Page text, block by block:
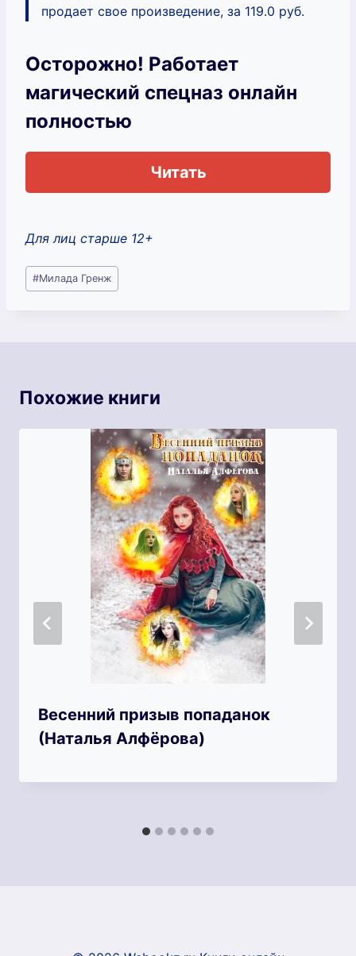
продает свое произведение, за 119.0 руб.
Осторожно! Работает
магический спецназ онлайн
полностью
Читать
Для лиц старше 12+
Метки
записи:
#Милада Гренж
Похожие книги
Весенний призыв попаданок
(Наталья Алфёрова)